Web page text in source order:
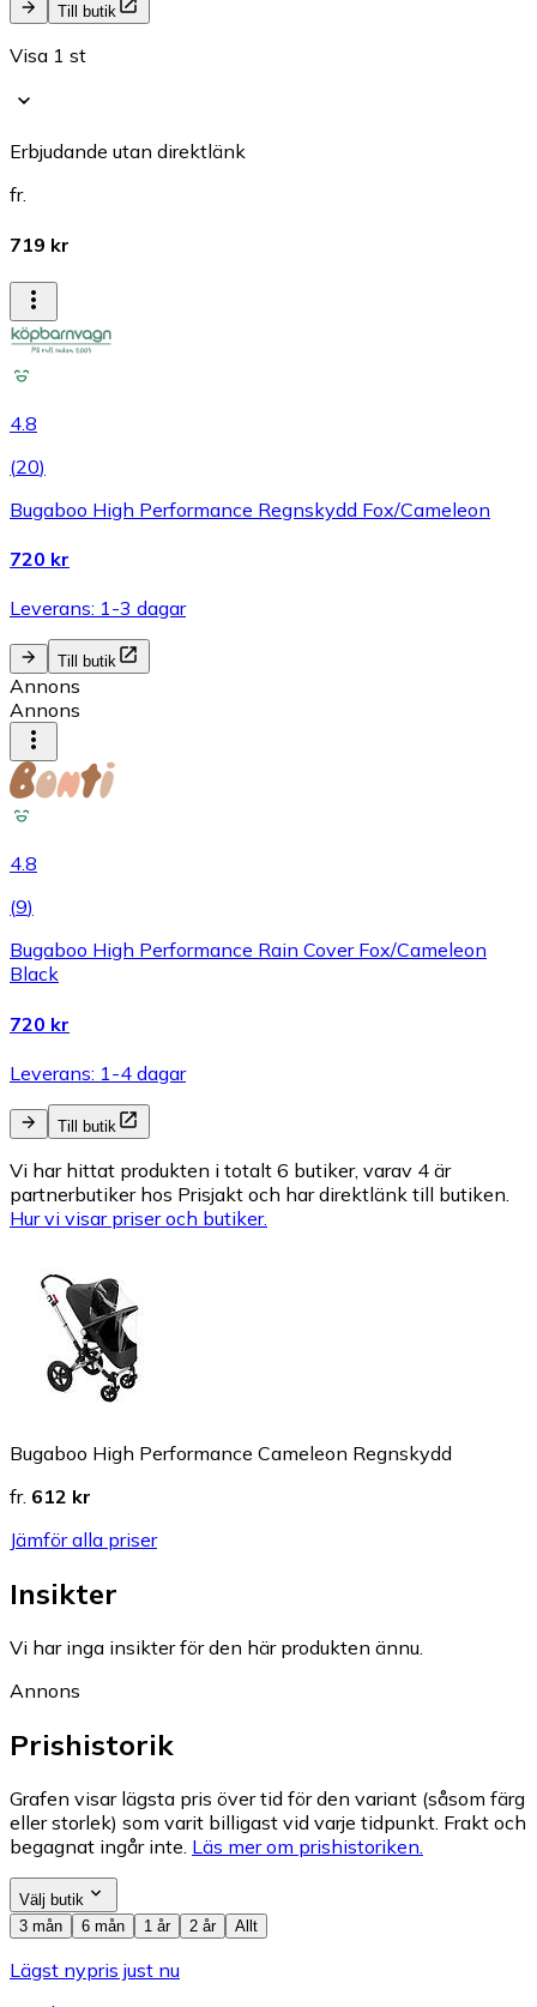
Till butik
Visa 1 st
Erbjudande utan direktlänk
fr.
719 kr
4.8
(20)
Bugaboo High Performance Regnskydd Fox/Cameleon
720 kr
Leverans: 1-3 dagar
Till butik
Annons
Annons
4.8
(9)
Bugaboo High Performance Rain Cover Fox/Cameleon
Black
720 kr
Leverans: 1-4 dagar
Till butik
Vi har hittat produkten i totalt 6 butiker, varav 4 är
partnerbutiker hos Prisjakt och har direktlänk till butiken.
Hur vi visar priser och butiker.
Bugaboo High Performance Cameleon Regnskydd
fr. 612 kr
Jämför alla priser
Insikter
Vi har inga insikter för den här produkten ännu.
Annons
Prishistorik
Grafen visar lägsta pris över tid för den variant (såsom färg
eller storlek) som varit billigast vid varje tidpunkt. Frakt och
begagnat ingår inte. Läs mer om prishistoriken.
Välj butik
3 mån
6 mån 1 år 2 år Allt
Lägst nypris just nu